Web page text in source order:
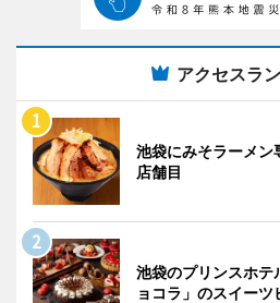
アクセスラ
池袋にみそラーメ
店舗目
池袋のプリンスホテ
ョコラ」のスイーツ